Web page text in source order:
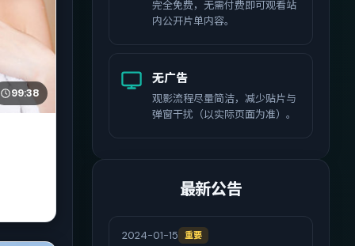
99:38
完全免费，无需付费即可观看站
内公开片单内容。
无广告
观影流程尽量简洁，减少贴片与
弹窗干扰（以实际页面为准）。
最新公告
2024-01-15 重要